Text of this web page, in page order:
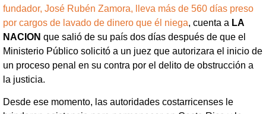
fundador, José Rubén Zamora, lleva más de 560 días preso
por cargos de lavado de dinero que él niega, cuenta a LA
NACION que salió de su país dos días después de que el
Ministerio Público solicitó a un juez que autorizara el inicio de
un proceso penal en su contra por el delito de obstrucción a
la justicia.
Desde ese momento, las autoridades costarricenses le